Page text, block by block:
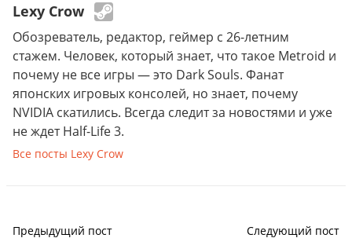
Lexy Crow
Обозреватель, редактор, геймер с 26-летним
стажем. Человек, который знает, что такое Metroid и
почему не все игры — это Dark Souls. Фанат
японских игровых консолей, но знает, почему
NVIDIA скатились. Всегда следит за новостями и уже
не ждет Half-Life 3.
Все посты Lexy Crow
Предыдущий пост Следующий пост